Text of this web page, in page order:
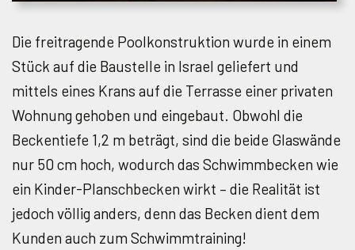
Die freitragende Poolkonstruktion wurde in einem
Stück auf die Baustelle in Israel geliefert und
mittels eines Krans auf die Terrasse einer privaten
Wohnung gehoben und eingebaut. Obwohl die
Beckentiefe 1,2 m beträgt, sind die beide Glaswände
nur 50 cm hoch, wodurch das Schwimmbecken wie
ein Kinder-Planschbecken wirkt – die Realität ist
jedoch völlig anders, denn das Becken dient dem
Kunden auch zum Schwimmtraining!